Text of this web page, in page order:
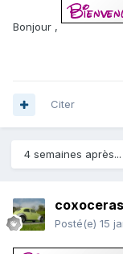
Bonjour ,
Citer
4 semaines après...
coxoceras
Posté(e) 15